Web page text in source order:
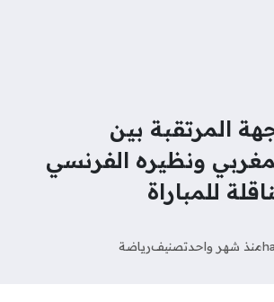
المرتقبة بين
ونظيره الفرنسي
للمباراة
منذ شهر واحدتصنيفرياضة